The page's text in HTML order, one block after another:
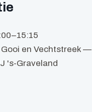
en Vechtstreek —
's-Graveland